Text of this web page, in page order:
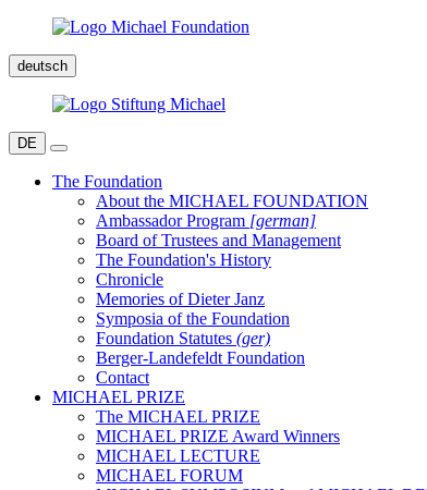
deutsch
DE
The Foundation
About the MICHAEL FOUNDATION
Ambassador Program [german]
Board of Trustees and Management
The Foundation's History
Chronicle
Memories of Dieter Janz
Symposia of the Foundation
Foundation Statutes (ger)
Berger-Landefeldt Foundation
Contact
MICHAEL PRIZE
The MICHAEL PRIZE
MICHAEL PRIZE Award Winners
MICHAEL LECTURE
MICHAEL FORUM